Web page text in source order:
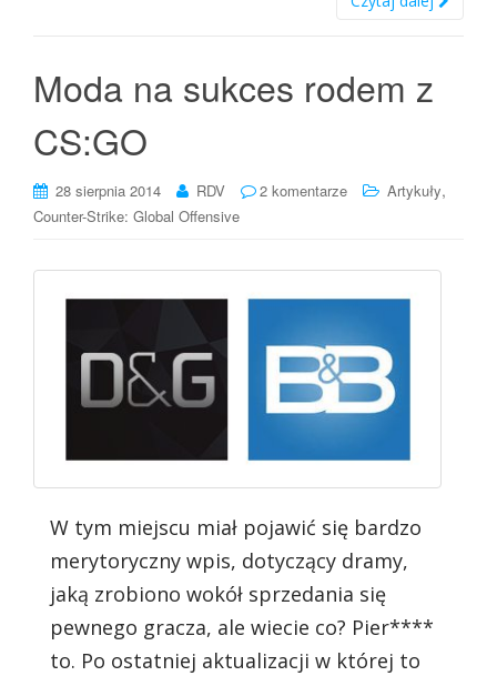
Moda na sukces rodem z
CS:GO
28 sierpnia 2014 RDV 2 komentarze Artykuły,
Counter-Strike: Global Offensive
W tym miejscu miał pojawić się bardzo
merytoryczny wpis, dotyczący dramy,
jaką zrobiono wokół sprzedania się
pewnego gracza, ale wiecie co? Pier****
to. Po ostatniej aktualizacji w której to